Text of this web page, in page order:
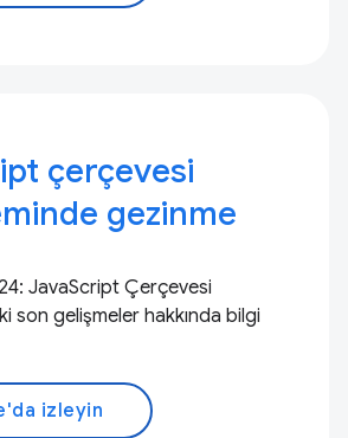
çerçevesi
gezinme
JavaScript Çerçevesi
son gelişmeler hakkında bilgi
izleyin